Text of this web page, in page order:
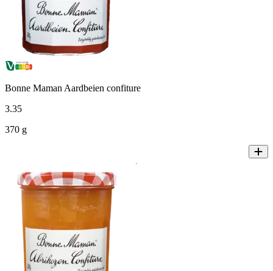
Bonne Maman Aardbeien confiture
3.35
370 g